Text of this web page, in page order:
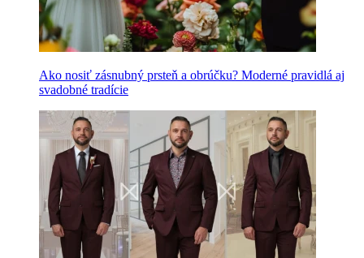
Ako nosiť zásnubný prsteň a obrúčku? Moderné pravidlá aj
svadobné tradície